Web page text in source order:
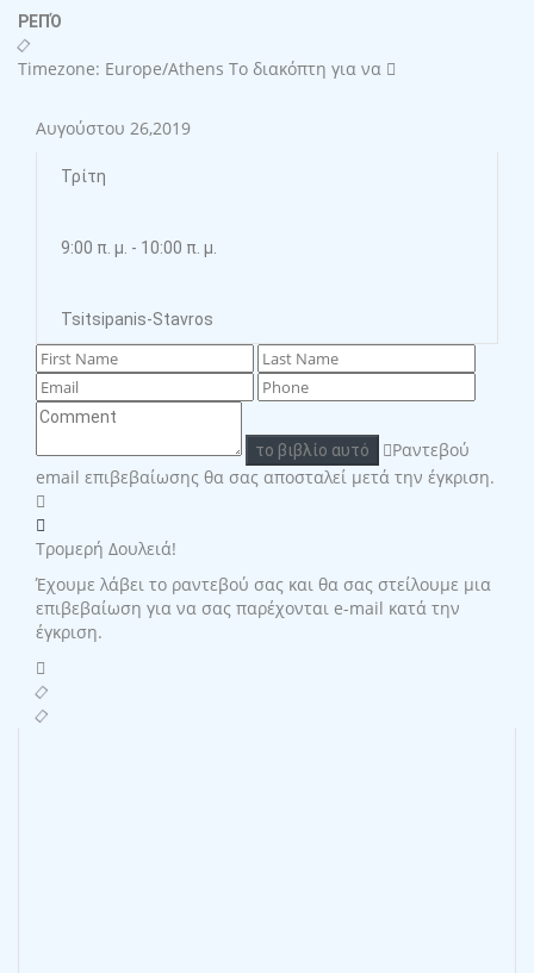
ΡΕΠΌ
Timezone: Europe/Athens Το διακόπτη για να
Αυγούστου 26,2019
Τρίτη
9:00 π. μ. - 10:00 π. μ.
Tsitsipanis-Stavros
το βιβλίο αυτό
Ραντεβού
email επιβεβαίωσης θα σας αποσταλεί μετά την έγκριση.
Τρομερή Δουλειά!
Έχουμε λάβει το ραντεβού σας και θα σας στείλουμε μια
επιβεβαίωση για να σας παρέχονται e-mail κατά την
έγκριση.